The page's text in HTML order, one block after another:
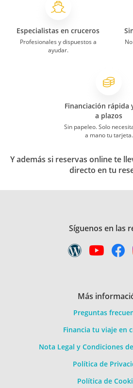
Especialistas en cruceros
Profesionales y dispuestos a
ayudar.
Financiación rápida
a plazos
Sin papeleo. Solo
a mano tu tarjeta.
Y además si reservas online te
directo en tu
Síguenos en las
Más
Preguntas
Financia tu viaje en
Nota Legal y Condiciones
Política de
Política de